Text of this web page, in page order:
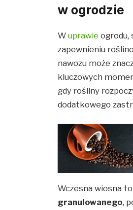
w ogrodzie
Wuprawie ogrodu,
zapewnieniu
nawozu może
kluczowych
gdy rośliny
dodatkowego
Wczesna wiosna
granulowanego,